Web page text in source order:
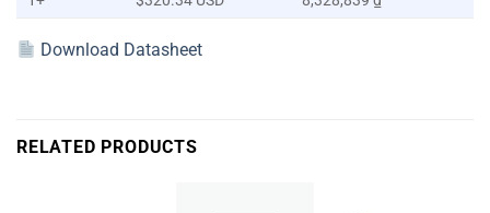
Download Datasheet
RELATED PRODUCTS